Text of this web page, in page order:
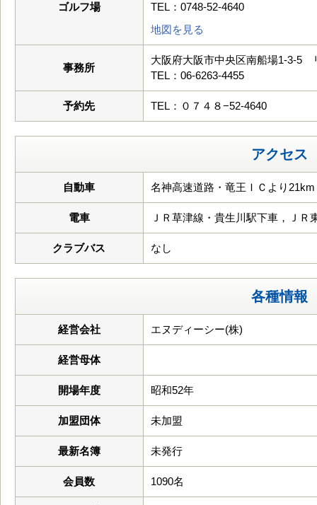
ゴルフ場
TEL：0748-52-4640
地図を見る
事務所
大阪府大阪市中央区南船場1-3-5
TEL：06-6263-4455
予約先 TEL：０７４８−52-4640
アクセス
自動車 名神高速道路・竜王ＩＣより
電車 ＪＲ草津線・貴生川駅下車，Ｊ
クラブバス なし
各種情報
経営会社 エヌディーシー(株)
経営母体
開場年度 昭和52年
加盟団体 未加盟
最新名簿 未発行
会員数 1090名